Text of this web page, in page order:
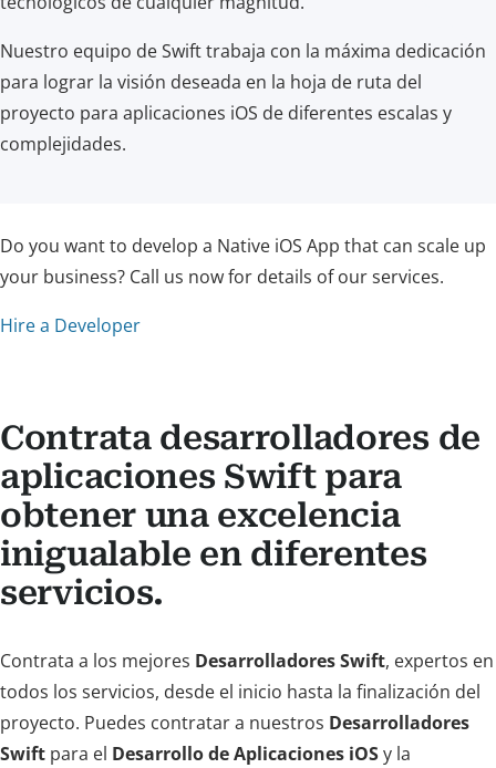
Nuestro equipo de Swift trabaja con la máxima dedicación
para lograr la visión deseada en la hoja de ruta del
proyecto para aplicaciones iOS de diferentes escalas y
complejidades.
Do you want to develop a Native iOS App that can scale up
your business? Call us now for details of our services.
Hire a Developer
Contrata desarrolladores de
aplicaciones Swift para
obtener una excelencia
inigualable en diferentes
servicios.
Contrata a los mejores Desarrolladores Swift, expertos en
todos los servicios, desde el inicio hasta la finalización del
proyecto. Puedes contratar a nuestros Desarrolladores
Swift para el Desarrollo de Aplicaciones iOSy la